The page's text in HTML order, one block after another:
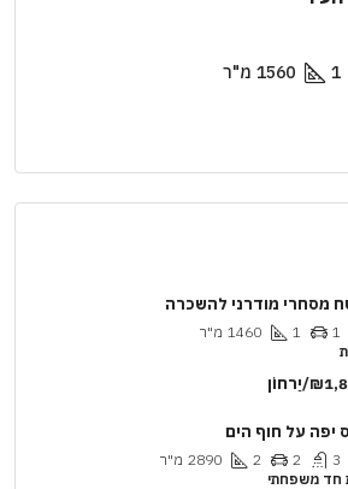
מ"ר
מסחרי מודרני להשכרה
1
1
1460 מ"ר
יַרחוֹן
יפה על חוף הים
3
2
2
2890 מ"ר
חד משפחתי